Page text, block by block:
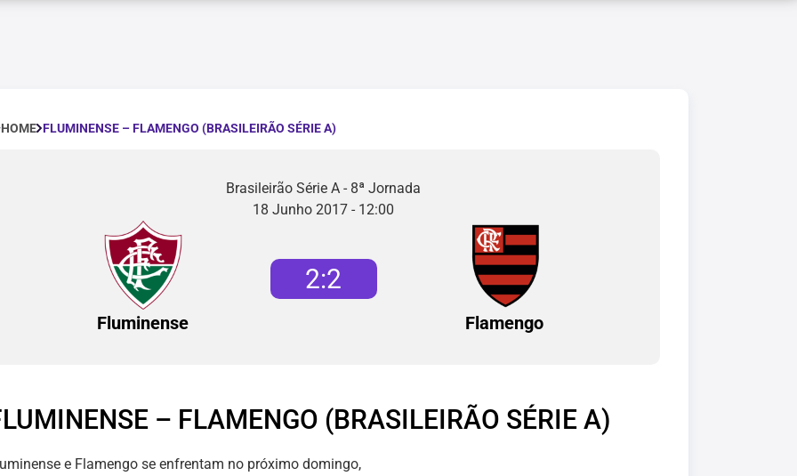
HOME FLUMINENSE – FLAMENGO (BRASILEIRÃO SÉRIE A)
Brasileirão Série A - 8ª Jornada
18 Junho 2017 - 12:00
Fluminense
2:2
Flamengo
– FLAMENGO (BRASILEIRÃO SÉRIE A)
e Flamengo se enfrentam no próximo domingo,